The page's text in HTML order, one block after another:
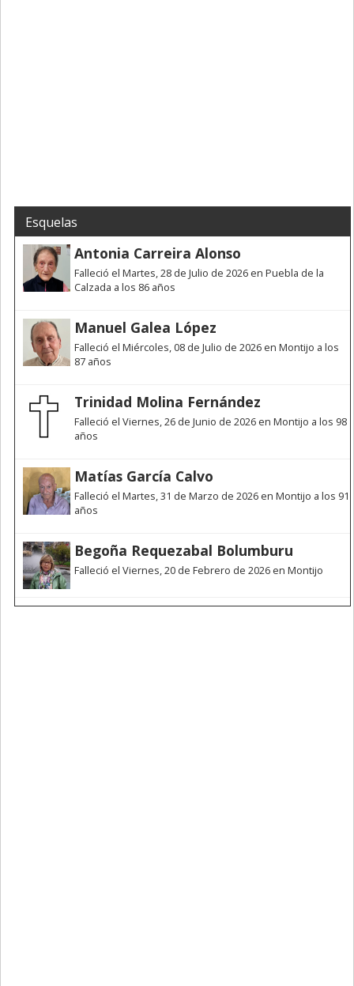
Esquelas
Antonia Carreira Alonso
Falleció el Martes, 28 de Julio de 2026 en Puebla de la
Calzada a los 86 años
Manuel Galea López
Falleció el Miércoles, 08 de Julio de 2026 en Montijo a los
87 años
Trinidad Molina Fernández
Falleció el Viernes, 26 de Junio de 2026 en Montijo a los 98
años
Matías García Calvo
Falleció el Martes, 31 de Marzo de 2026 en Montijo a los 91
años
Begoña Requezabal Bolumburu
Falleció el Viernes, 20 de Febrero de 2026 en Montijo